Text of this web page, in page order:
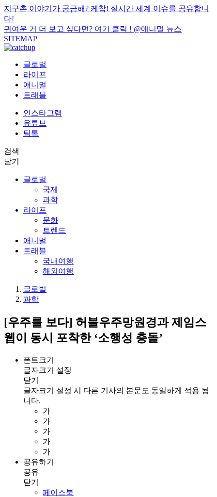
지구촌 이야기가 궁금해? 케찹! 실시간 세계 이슈를 공유합니
다!
귀여운 거 더 보고 싶다면? 여기 클릭 ! @애니멀 뉴스
SITEMAP
글로벌
라이프
애니멀
트래블
인스타그램
유튜브
틱톡
검색
닫기
글로벌
국제
과학
라이프
문화
트렌드
애니멀
트래블
국내여행
해외여행
글로벌
과학
[우주를 보다] 허블우주망원경과 제임스
웹이 동시 포착한 ‘소행성 충돌’
폰트크기
글자크기 설정
닫기
글자크기 설정 시 다른 기사의 본문도 동일하게 적용 됩
니다.
가
가
가
가
가
공유하기
공유
닫기
페이스북